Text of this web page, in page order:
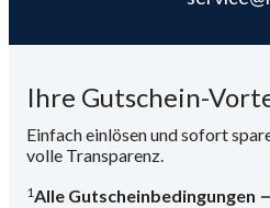
Ihre Gutschein-
Einfach einlösen und sofort
volle Transparenz.
1Alle Gutscheinbedingungen